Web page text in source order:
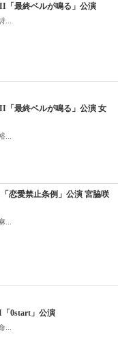
「最終ベルが鳴る」公演
...
「最終ベルが鳴る」公演 女
...
恋愛禁止条例」公演 宮脇咲
...
0start」公演
...